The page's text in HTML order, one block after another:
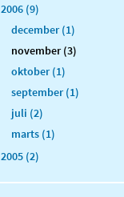
2006 (9)
december (1)
november (3)
oktober (1)
september (1)
juli (2)
marts (1)
2005 (2)